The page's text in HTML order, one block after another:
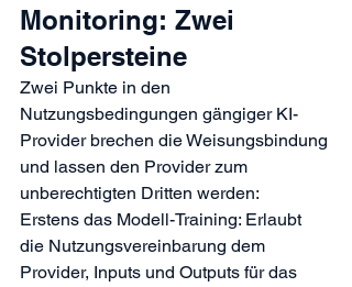
Monitoring: Zwei
Stolpersteine
Zwei Punkte in den
Nutzungsbedingungen gängiger KI-
Provider brechen die Weisungsbindung
und lassen den Provider zum
unberechtigten Dritten werden:
Erstens das Modell-Training: Erlaubt
die Nutzungsvereinbarung dem
Provider, Inputs und Outputs für das